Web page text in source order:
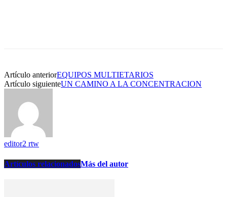
Artículo anteriorEQUIPOS MULTIETARIOS
Artículo siguienteUN CAMINO A LA CONCENTRACION
editor2 rtw
Artículos relacionadosMás del autor